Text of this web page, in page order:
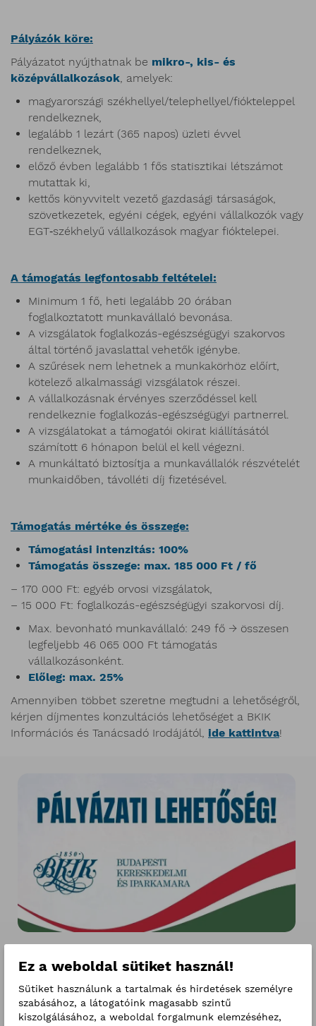
Pályázók köre:
Pályázatot nyújthatnak be mikro-, kis- és
középvállalkozások, amelyek:
magyarországi székhellyel/telephellyel/fiókteleppel
rendelkeznek,
legalább 1 lezárt (365 napos) üzleti évvel
rendelkeznek,
előző évben legalább 1 fős statisztikai létszámot
mutattak ki,
kettős könyvvitelt vezető gazdasági társaságok,
szövetkezetek, egyéni cégek, egyéni vállalkozók vagy
EGT‑székhelyű vállalkozások magyar fióktelepei.
A támogatás legfontosabb feltételei:
Minimum 1 fő, heti legalább 20 órában
foglalkoztatott munkavállaló bevonása.
A vizsgálatok foglalkozás-egészségügyi szakorvos
által történő javaslattal vehetők igénybe.
A szűrések nem lehetnek a munkakörhöz előírt,
kötelező alkalmassági vizsgálatok részei.
A vállalkozásnak érvényes szerződéssel kell
rendelkeznie foglalkozás-egészségügyi partnerrel.
A vizsgálatokat a támogatói okirat kiállításától
számított 6 hónapon belül el kell végezni.
A munkáltató biztosítja a munkavállalók részvételét
munkaidőben, távolléti díj fizetésével.
Támogatás mértéke és összege:
Támogatási intenzitás: 100%
Támogatás összege: max. 185 000 Ft / fő
– 170 000 Ft: egyéb orvosi vizsgálatok,
– 15 000 Ft: foglalkozás-egészségügyi szakorvosi díj.
Max. bevonható munkavállaló: 249 fő → összesen
legfeljebb 46 065 000 Ft támogatás
vállalkozásonként.
Előleg: max. 25%
Amennyiben többet szeretne megtudni a lehetőségről,
kérjen díjmentes konzultációs lehetőséget a BKIK
Információs és Tanácsadó Irodájától, ide kattintva!
2026. augusztus
h
k sz cs p sz
v
27
28 29 30 31
Ez a weboldal sütiket használ!
Sütiket használunk a tartalmak és hirdetések személyre
szabásához, a látogatóink magasabb szintű
kiszolgálásához, a weboldal forgalmunk elemzéséhez,